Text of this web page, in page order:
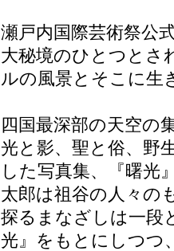
瀬戸内国際芸術祭公
大秘境のひとつとさ
ルの風景とそこに生
四国最深部の天空の
光と影、聖と俗、野
した写真集、『曙光
太郎は祖谷の人々の
探るまなざしは一段
光』をもとにしつつ